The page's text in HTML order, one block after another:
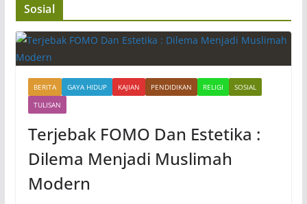
Sosial
BERITA GAYA HIDUP KAJIAN PENDIDIKAN RELIGI
SOSIAL
TULISAN
Terjebak FOMO Dan Estetika :
Dilema Menjadi Muslimah
Modern